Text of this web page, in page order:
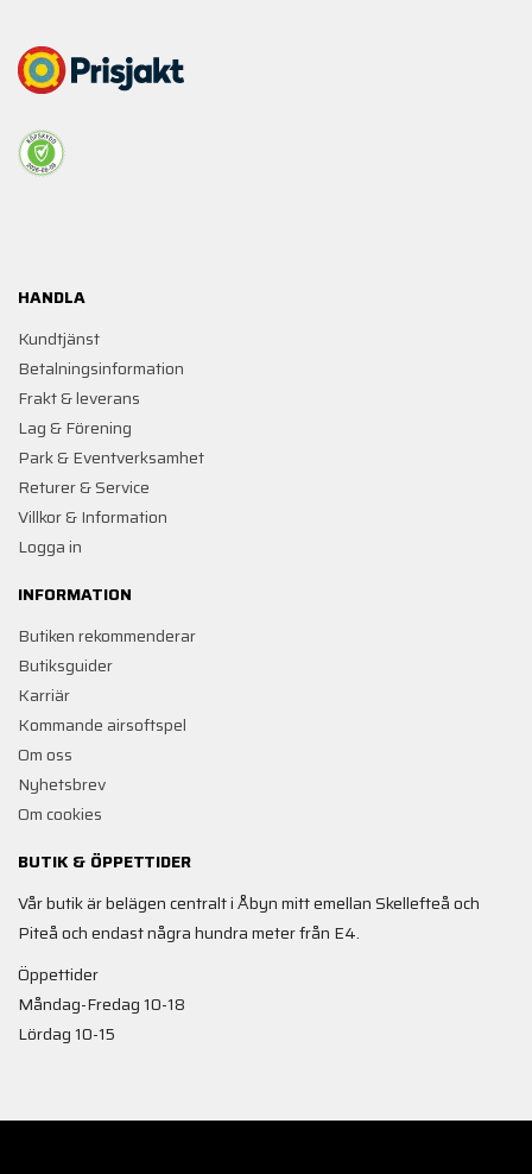
HANDLA
Kundtjänst
Betalningsinformation
Frakt & leverans
Lag & Förening
Park & Eventverksamhet
Returer & Service
Villkor & Information
Logga in
INFORMATION
Butiken rekommenderar
Butiksguider
Karriär
Kommande airsoftspel
Om oss
Nyhetsbrev
Om cookies
BUTIK & ÖPPETTIDER
Vår butik är belägen centralt i Åbyn mitt emellan Skellefteå och
Piteå och endast några hundra meter från E4.
Öppettider
Måndag-Fredag 10-18
Lördag 10-15